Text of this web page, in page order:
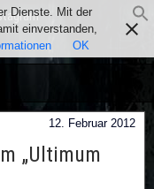
12. Februar 2012
„Ultimum
Dienste. Mit der
einverstanden,
OK